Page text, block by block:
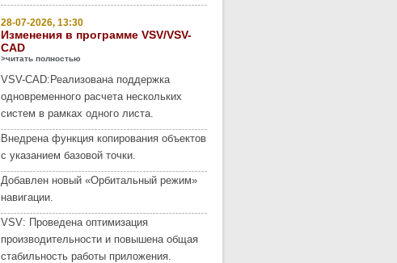
28-07-2026, 13:30
Изменения в программе VSV/VSV-
CAD
>читать полностью
VSV-CAD: Реализована поддержка
одновременного расчета нескольких
систем в рамках одного листа.
Внедрена функция копирования объектов
с указанием базовой точки.
Добавлен новый «Орбитальный режим»
навигации.
VSV: Проведена оптимизация
производительности и повышена общая
стабильность работы приложения.